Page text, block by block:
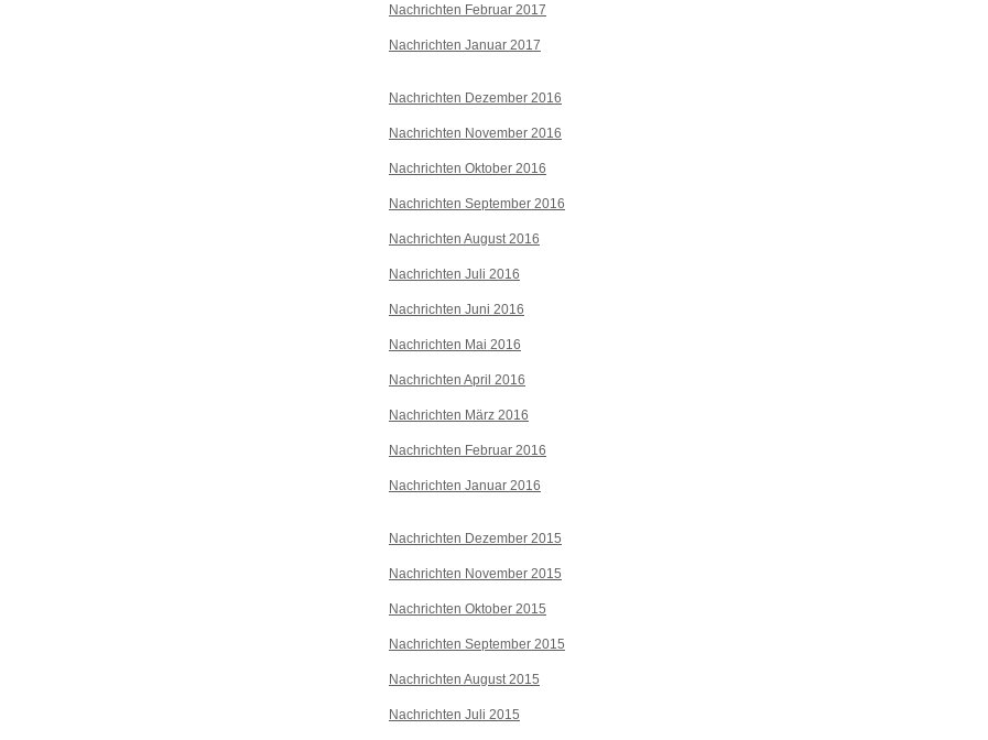
Nachrichten Februar 2017
Nachrichten Januar 2017
Nachrichten Dezember 2016
Nachrichten November 2016
Nachrichten Oktober 2016
Nachrichten September 2016
Nachrichten August 2016
Nachrichten Juli 2016
Nachrichten Juni 2016
Nachrichten Mai 2016
Nachrichten April 2016
Nachrichten März 2016
Nachrichten Februar 2016
Nachrichten Januar 2016
Nachrichten Dezember 2015
Nachrichten November 2015
Nachrichten Oktober 2015
Nachrichten September 2015
Nachrichten August 2015
Nachrichten Juli 2015